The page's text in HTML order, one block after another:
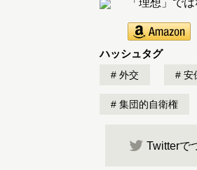
「理想」で
ハッシュタグ
外交 安
集団的自衛権
Twitterで